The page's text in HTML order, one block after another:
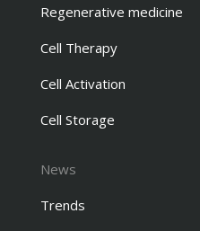
Regenerative medicine
Cell Therapy
Cell Activation
Cell Storage
News
Trends